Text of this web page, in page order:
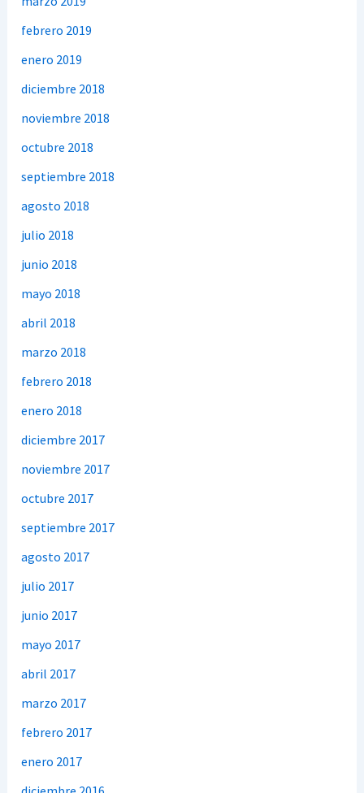
febrero 2019
enero 2019
diciembre 2018
noviembre 2018
octubre 2018
septiembre 2018
agosto 2018
julio 2018
junio 2018
mayo 2018
abril 2018
marzo 2018
febrero 2018
enero 2018
diciembre 2017
noviembre 2017
octubre 2017
septiembre 2017
agosto 2017
julio 2017
junio 2017
mayo 2017
abril 2017
marzo 2017
febrero 2017
enero 2017